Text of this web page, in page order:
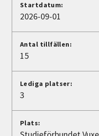
Lyssna
Startdatum:
2026-09-01
Antal tillfällen:
15
Lediga platser:
3
Plats: